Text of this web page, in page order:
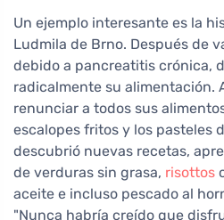
Un ejemplo interesante es la
Ludmila de Brno. Después de
debido a pancreatitis crónica,
radicalmente su alimentación.
renunciar a todos sus
escalopes fritos y los pasteles
descubrió nuevas recetas,
de verduras sin grasa, risottos
aceite e incluso pescado al
"Nunca habría creído que